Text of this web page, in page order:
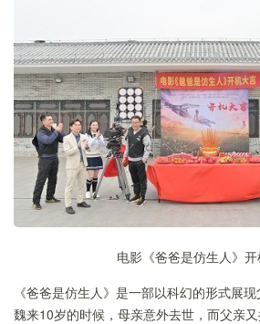
电影《爸爸是仿生人》
《爸爸是仿生人》是一部以科幻的形式展
魏来10岁的时候，母亲意外去世，而父亲